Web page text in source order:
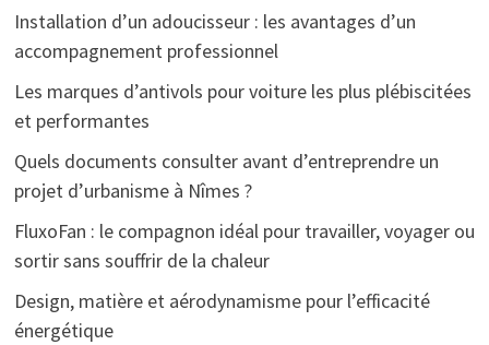
Installation d’un adoucisseur : les avantages d’un
accompagnement professionnel
Les marques d’antivols pour voiture les plus plébiscitées
et performantes
Quels documents consulter avant d’entreprendre un
projet d’urbanisme à Nîmes ?
FluxoFan : le compagnon idéal pour travailler, voyager ou
sortir sans souffrir de la chaleur
Design, matière et aérodynamisme pour l’efficacité
énergétique